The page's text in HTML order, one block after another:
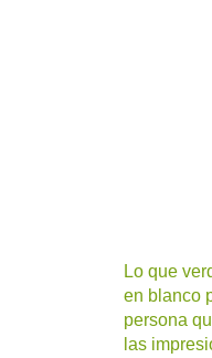
Lo que
en blanco
persona
las